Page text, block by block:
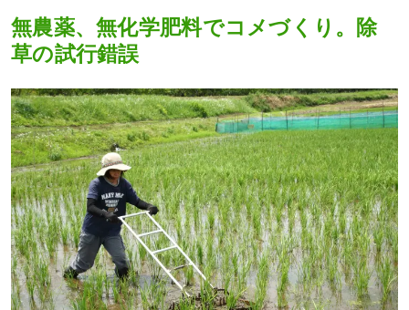
無農薬、無化学肥料でコメづくり。除
草の試行錯誤